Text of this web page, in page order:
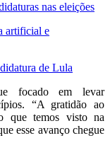
nas eleições
artificial e
de Lula
focado em levar
“A gratidão ao
que temos visto na
esse avanço chegue